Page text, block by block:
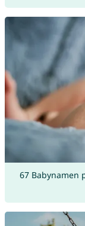
67 Babynamen